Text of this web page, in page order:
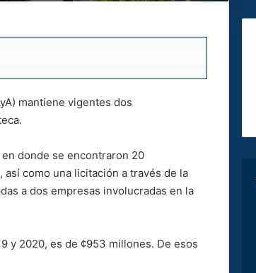
mantiene vigentes dos
donde se encontraron 20
como una licitación a través de la
a dos empresas involucradas en la
y 2020, es de ¢953 millones. De esos